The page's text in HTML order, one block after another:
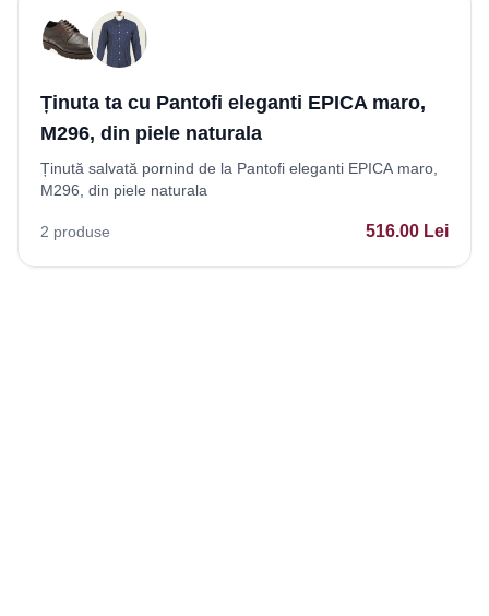
Ținuta ta cu Pantofi eleganti EPICA maro,
M296, din piele naturala
Ținută salvată pornind de la Pantofi eleganti EPICA maro,
M296, din piele naturala
2 produse 516.00 Lei